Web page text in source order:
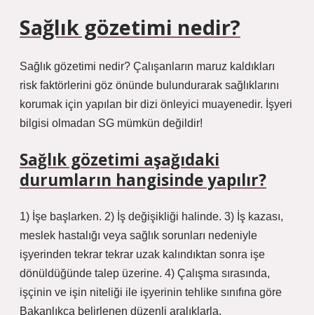
Sağlık gözetimi nedir?
Sağlık gözetimi nedir? Çalışanların maruz kaldıkları
risk faktörlerini göz önünde bulundurarak sağlıklarını
korumak için yapılan bir dizi önleyici muayenedir. İşyeri
bilgisi olmadan SG mümkün değildir!
Sağlık gözetimi aşağıdaki
durumların hangisinde yapılır?
1) İşe başlarken. 2) İş değişikliği halinde. 3) İş kazası,
meslek hastalığı veya sağlık sorunları nedeniyle
işyerinden tekrar tekrar uzak kalındıktan sonra işe
dönüldüğünde talep üzerine. 4) Çalışma sırasında,
işçinin ve işin niteliği ile işyerinin tehlike sınıfına göre
Bakanlıkça belirlenen düzenli aralıklarla.